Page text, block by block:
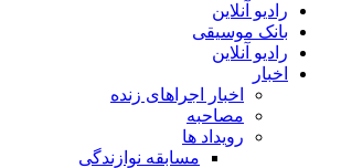
رادیو آنلاین
بانک موسیقی
رادیو آنلاین
اخبار
اخبار اجراهای زنده
مصاحبه
رویداد ها
مسابقه نوازندگی